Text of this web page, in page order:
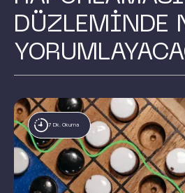
DÜZLEMİNDE
7 Dk. Okuma